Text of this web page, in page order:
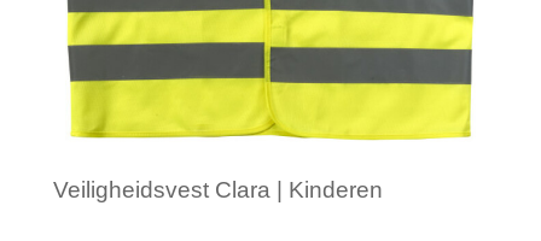
Veiligheidsvest Clara | Kinderen